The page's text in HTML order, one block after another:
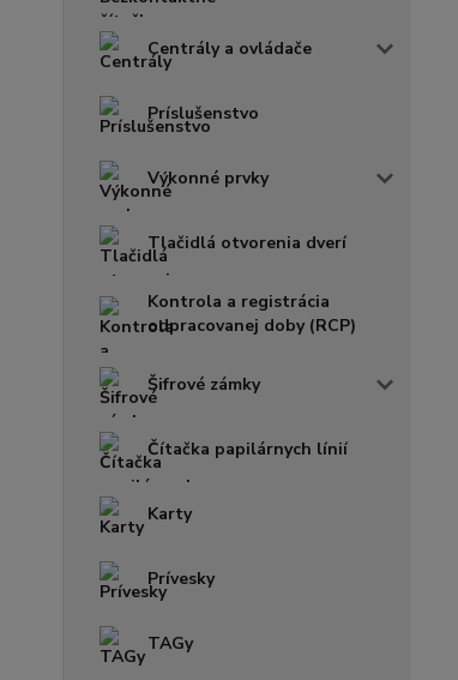
Centrály a ovládače
Príslušenstvo
Výkonné prvky
Tlačidlá otvorenia dverí
Kontrola a registrácia
odpracovanej doby (RCP)
Šifrové zámky
Čítačka papilárnych línií
Karty
Prívesky
TAGy